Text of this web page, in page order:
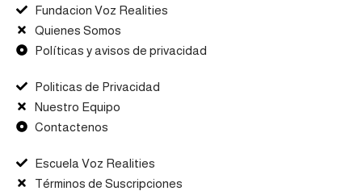
Fundacion Voz Realities
Quienes Somos
Políticas y avisos de privacidad
Politicas de Privacidad
Nuestro Equipo
Contactenos
Escuela Voz Realities
Términos de Suscripciones